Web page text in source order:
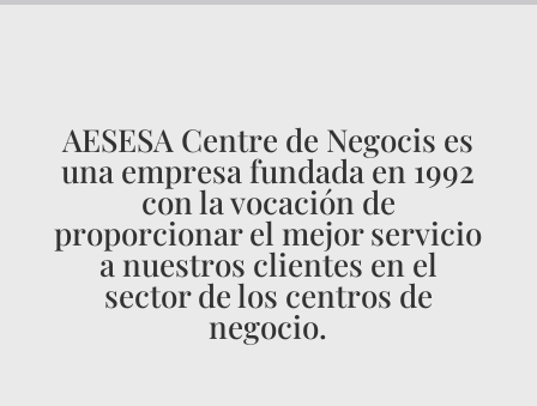
AESESA Centre de Negocis es
una empresa fundada en 1992
con la vocación de
proporcionar el mejor servicio
a nuestros clientes en el
sector de los centros de
negocio.